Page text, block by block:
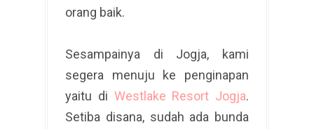
orang baik.
Sesampainya di Jogja, kami
segera menuju ke penginapan
yaitu di Westlake Resort Jogja.
Setiba disana, sudah ada bunda